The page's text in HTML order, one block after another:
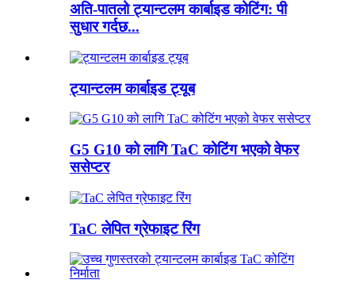
अति-पातलो ट्यान्टलम कार्बाइड कोटिंग: पी
सुधार गर्दछ...
ट्यान्टलम कार्बाइड ट्यूब
G5 G10 को लागि TaC कोटिंग भएको वेफर
ससेप्टर
TaC लेपित ग्रेफाइट रिंग